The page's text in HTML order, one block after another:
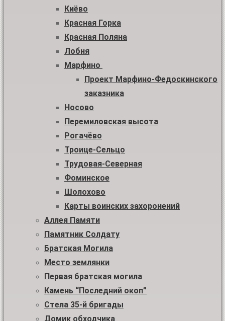
Киёво
Красная Горка
Красная Поляна
Лобня
Марфино
Проект Марфино-Федоскинского
заказника
Носово
Перемиловская высота
Рогачёво
Троице-Сельцо
Трудовая-Северная
Фоминское
Шолохово
Карты воинских захоронений
Аллея Памяти
Памятник Солдату
Братская Могила
Место землянки
Первая братская могила
Камень “Последний окоп”
Стела 35-й бригады
Домик обходчика